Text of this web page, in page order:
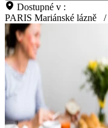
Dostupné v :
PARIS Mariánské lázně
/